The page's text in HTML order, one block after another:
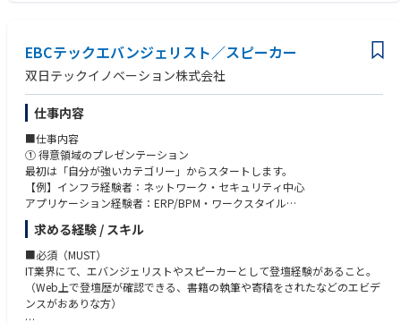
・定期的に中国本社での研修を実施し、日中双方の交流機会を提供し、
国際的な環境で活躍するチャンスを提供します。
広告クリエイティブ、SNS上の話題、ブランド素材などのローカライズ品
質を管理することで、日本市場の審美眼・発信文脈に合う状態を担保しま
す。
＜本ポジションの魅力＞
●ポータブル電源・ソーラーパネルの世界的リーディングカンパニー
私たちは14年にわたり市場に深く根ざし、革新的な技術で業界をリー
ドしてきました。日本市場でトップシェアを占めるだけでなく、業界内で
誰もが認めるリーディングブランドです。
●グローバルな視野と多文化共生
私たちは11か国・地域に広がるグローバルチームを持ち、世界中から
バーと協力し、視野を広げ、イノベーションを生み出すことができます。
●企業CSR活動を重視
社会的責任感を持つ企業として、私たちはビジネス成功だけでなく、
・日本のEC環境（Amazon、楽天）およびオフライン小売チャネルにおけ
るマーケ連携のロジックを理解していること。
・データ／分析力：強い論理的思考とデータ分析力を有し、データドリブ
ンでマーケ戦略の改善ができること。
・クリエイティブ思考と戦略思考の双方を備え、見どころ（強み）と実行
可能性を両立した提案ができること。
・社内外のリソース調整に長け、多チームでの協働を推進できること。
EBCテックエバンジェリスト／スピーカー
双日テックイノベーション株式会社
仕事内容
■仕事内容
① 得意領域のプレゼンテーション
最初は「自分が強いカテゴリー」からスタートします。
【例】インフラ経験者：ネットワーク・セキュリティ中心
アプリケーション経験者：ERP/BPM・ワークスタイル
AIが得意：AI・データ基盤解説 など
来訪する経営層／IT責任者に向けて、技術の価値をストーリーで届けま
す。
② デモンストレーション
技術を“体験”として伝えるためのデモ操作や演出を担当します。
【例】AIデモ、ERP/BPM操作画面、Zoom/Asanaの連携デモ 、ネットワ
求める経験 / スキル
■必須（MUST）
IT業界にて、エバンジェリストやスピーカーとして登壇経験があること。
（Web上で登壇歴が確認できる、書籍の執筆や寄稿をされたなどのエビデ
ンスがおありな方）